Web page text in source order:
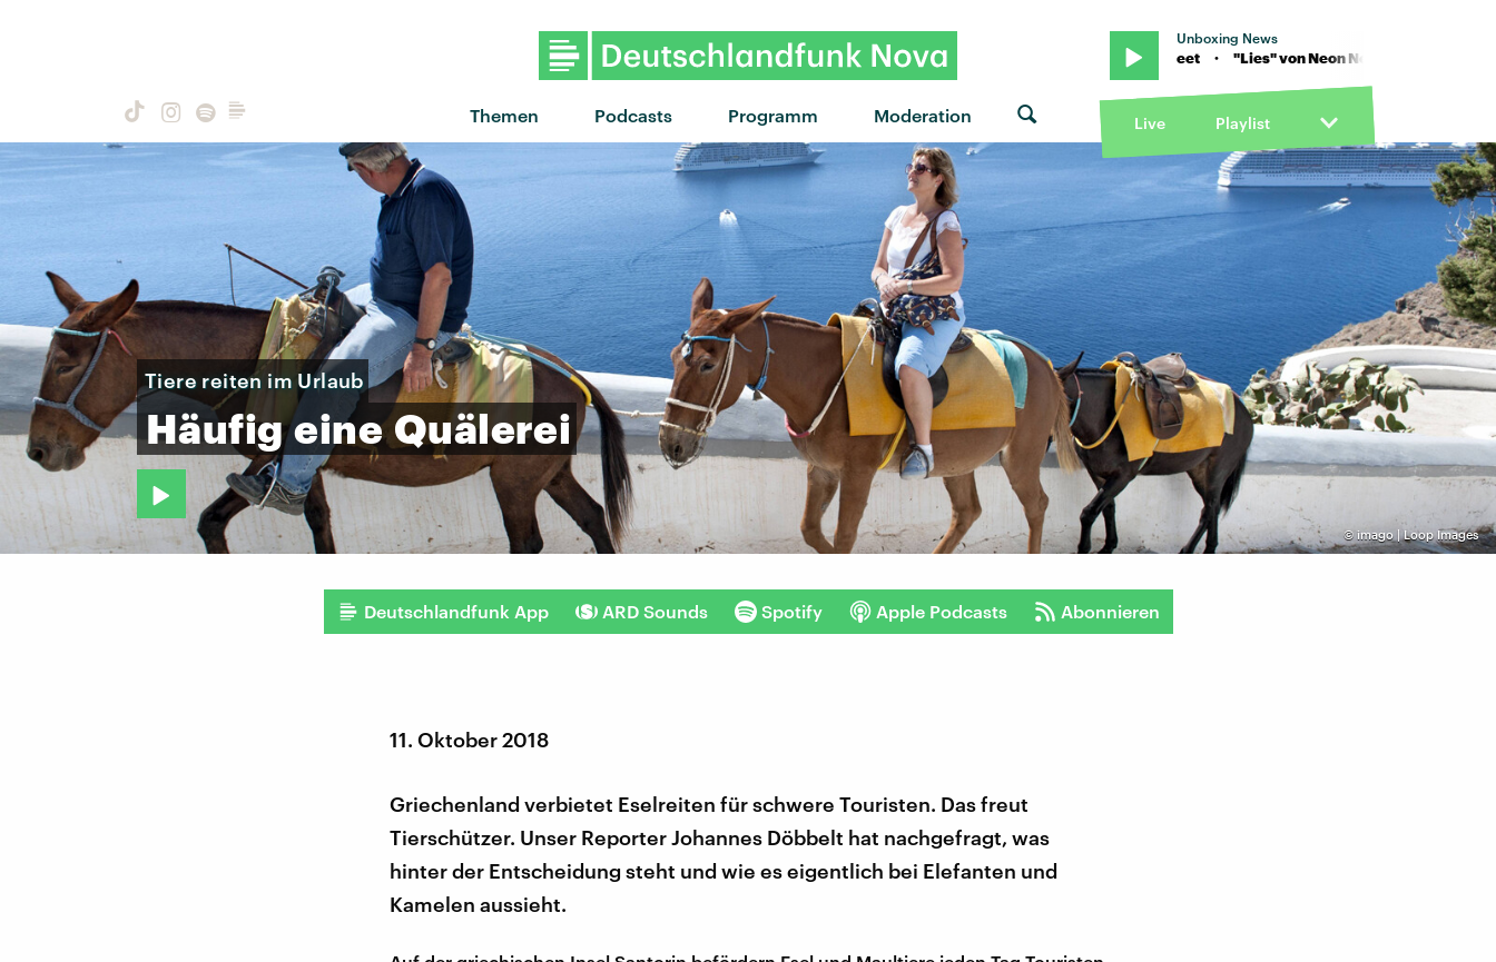
Themen Podcasts Programm Moderation
Unboxing News
"Lies" von Neon Neet · "Lies" von Neon Neet · "Lies" von Neon Neet
Live Playlist
© imago | Loop Images
Tiere reiten im Urlaub
Häufig eine Quälerei
Deutschlandfunk App ARD Sounds Spotify Apple Podcasts Abonnieren
11. Oktober 2018
Griechenland verbietet Eselreiten für schwere Touristen. Das freut
Tierschützer. Unser Reporter Johannes Döbbelt hat nachgefragt, was
hinter der Entscheidung steht und wie es eigentlich bei Elefanten und
Kamelen aussieht.